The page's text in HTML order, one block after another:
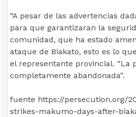
“A pesar de las advertencias
para que garantizaran la
comunidad, que ha estado
ataque de Biakato, esto es lo
el representante provincial. “La
completamente abandonada”.
fuente https://persecution.org/
strikes-makumo-days-after-